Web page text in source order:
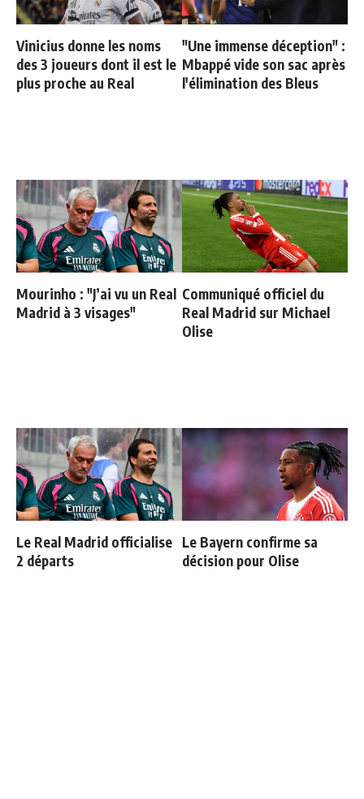
Vinicius donne les noms
des 3 joueurs dont il est le
plus proche au Real
"Une immense déception" :
Mbappé vide son sac après
l'élimination des Bleus
Mourinho : "J’ai vu un Real
Madrid à 3 visages"
Communiqué officiel du
Real Madrid sur Michael
Olise
Le Real Madrid officialise
2 départs
Le Bayern confirme sa
décision pour Olise